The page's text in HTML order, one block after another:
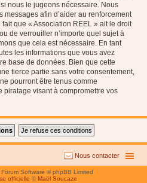
nous le jugeons nécessaire. Nous
messages afin d’aider au renforcement
que « Association REEL » ait le droit
de verrouiller n’importe quel sujet à
que cela est nécessaire. En tant
les informations que vous avez
base de données. Bien que cette
tierce partie sans votre consentement,
pourront être tenus comme
piratage visant à compromettre vos
Nous contacter
Software © phpBB Limited
officielle © Maël Soucaze